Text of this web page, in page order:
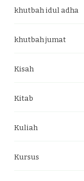
khutbah idul adha
khutbah jumat
Kisah
Kitab
Kuliah
Kursus